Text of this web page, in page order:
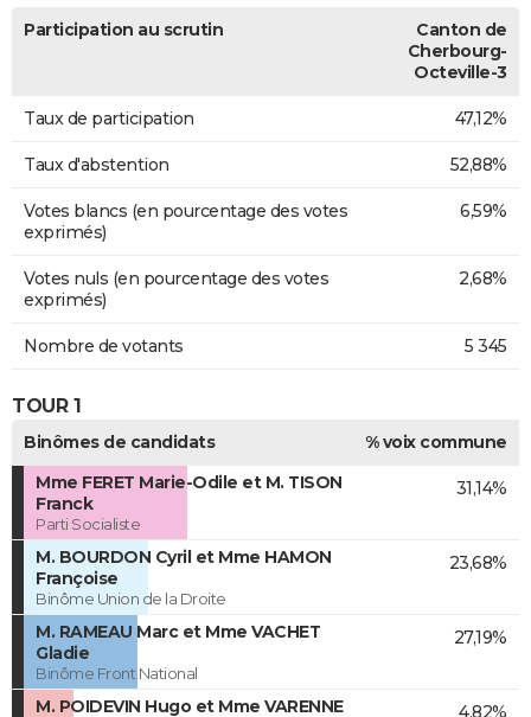
Participation au scrutin
Canton de
Cherbourg-
Octeville-3
Taux de participation 47,12%
Taux d'abstention 52,88%
Votes blancs (en pourcentage des votes
exprimés)
6,59%
Votes nuls (en pourcentage des votes
exprimés)
2,68%
Nombre de votants 5 345
TOUR 1
Binômes de candidats
% voix commune
Mme FERET Marie-Odile et M. TISON
Franck
Parti Socialiste
31,14%
M. BOURDON Cyril et Mme HAMON
Françoise
Binôme Union de la Droite
23,68%
M. RAMEAU Marc et Mme VACHET
Gladie
Binôme Front National
27,19%
M. POIDEVIN Hugo et Mme VARENNE
4,82%